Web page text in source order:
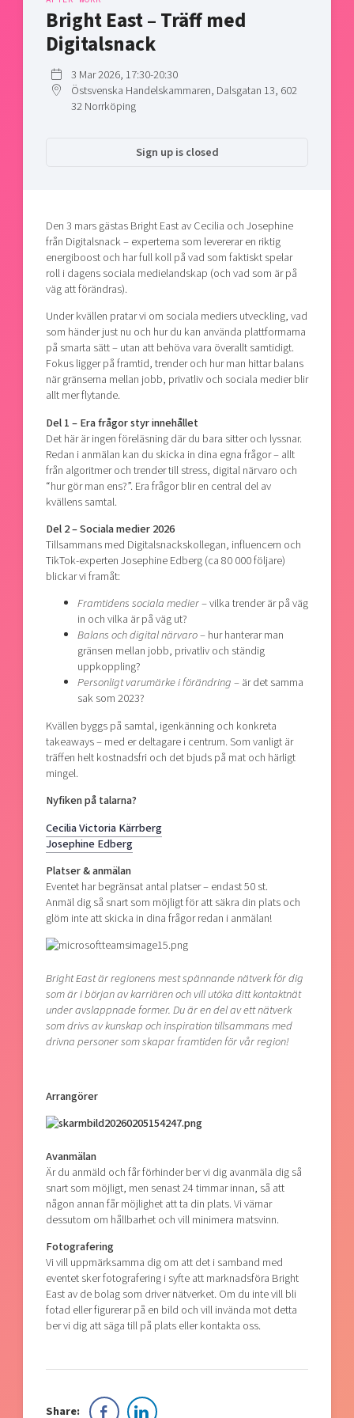
Shaping cities and regions
Bright East
East Sweden Tech Women
Upscaling
Talent & skills
Startup & industry collaboration
Offers to boost your business
Funding opportunities
Our community of companies
Projects
Publications
Project toolbox
Locations
Today's lunch in Mjärdevi
Bright East – Träff med
Digitalsnack
3 Mar 2026, 17:30-20:30
Östsvenska Handelskammaren, Dalsgatan 13, 602
32 Norrköping
Sign up is closed
Den 3 mars gästas Bright East av Cecilia och Josephine
från Digitalsnack – experterna som levererar en riktig
energiboost och har full koll på vad som faktiskt spelar
roll i dagens sociala medielandskap (och vad som är på
väg att förändras).
Under kvällen pratar vi om sociala mediers utveckling, vad
som händer just nu och hur du kan använda plattformarna
på smarta sätt – utan att behöva vara överallt samtidigt.
Fokus ligger på framtid, trender och hur man hittar balans
när gränserna mellan jobb, privatliv och sociala medier blir
allt mer flytande.
Del 1 – Era frågor styr innehållet
Det här är ingen föreläsning där du bara sitter och lyssnar.
Redan i anmälan kan du skicka in dina egna frågor – allt
från algoritmer och trender till stress, digital närvaro och
“hur gör man ens?”. Era frågor blir en central del av
kvällens samtal.
Del 2 – Sociala medier 2026
Tillsammans med Digitalsnackskollegan, influencern och
TikTok-experten Josephine Edberg (ca 80 000 följare)
blickar vi framåt:
Framtidens sociala medier– vilka trender är på väg
in och vilka är på väg ut?
Balans och digital närvaro– hur hanterar man
gränsen mellan jobb, privatliv och ständig
uppkoppling?
Personligt varumärke i förändring– är det samma
sak som 2023?
Kvällen byggs på samtal, igenkänning och konkreta
takeaways – med er deltagare i centrum. Som vanligt är
träffen helt kostnadsfri och det bjuds på mat och härligt
mingel.
Nyfiken på talarna?
Cecilia Victoria Kärrberg
Josephine Edberg
Platser & anmälan
Eventet har begränsat antal platser – endast 50 st.
Anmäl dig så snart som möjligt för att säkra din plats och
glöm inte att skicka in dina frågor redan i anmälan!
Bright East är regionens mest spännande nätverk för dig
som är i början av karriären och vill utöka ditt kontaktnät
under avslappnade former. Du är en del av ett nätverk
som drivs av kunskap och inspiration tillsammans med
drivna personer som skapar framtiden för vår region!
Arrangörer
Avanmälan
Är du anmäld och får förhinder ber vi dig avanmäla dig så
snart som möjligt, men senast 24 timmar innan, så att
någon annan får möjlighet att ta din plats. Vi värnar
dessutom om hållbarhet och vill minimera matsvinn.
Fotografering
Vi vill uppmärksamma dig om att det i samband med
eventet sker fotografering i syfte att marknadsföra Bright
East av de bolag som driver nätverket. Om du inte vill bli
fotad eller figurerar på en bild och vill invända mot detta
ber vi dig att säga till på plats eller kontakta oss.
Share: